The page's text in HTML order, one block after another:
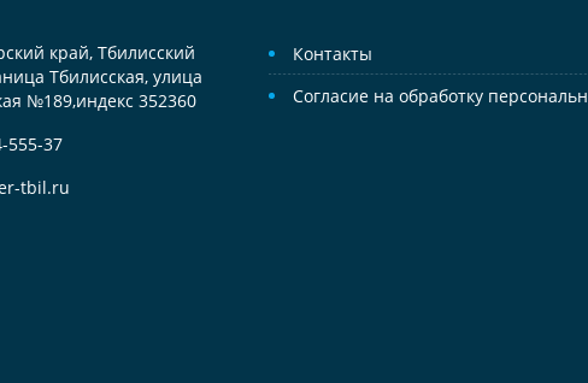
край, Тбилисский
Тбилисская, улица
№189,индекс 352360
555-37
tbil.ru
Контакты
Согласие на обработку